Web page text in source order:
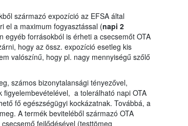
származó expozíció az EFSA által
el a maximum fogyasztással (napi 2
forrásokból is érheti a csecsemőt OTA
hogy az össz. expozíció esetleg kis
valószínű, hogy pl. nagy mennyiségű szőlő
számos bizonytalansági tényezővel,
a tolerálható napi OTA
fő egészségügyi kockázatnak. Továbbá, a
A termék beviteléből származó OTA
fejlődésével (testtömeg